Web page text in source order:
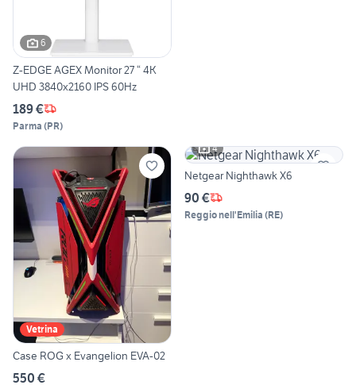
6
Z-EDGE AGEX Monitor 27 “ 4K
UHD 3840x2160 IPS 60Hz
189 €
Parma (PR)
Vetrina
Case ROG x Evangelion EVA-02
550 €
4
Netgear Nighthawk X6
90 €
Reggio nell'Emilia (RE)